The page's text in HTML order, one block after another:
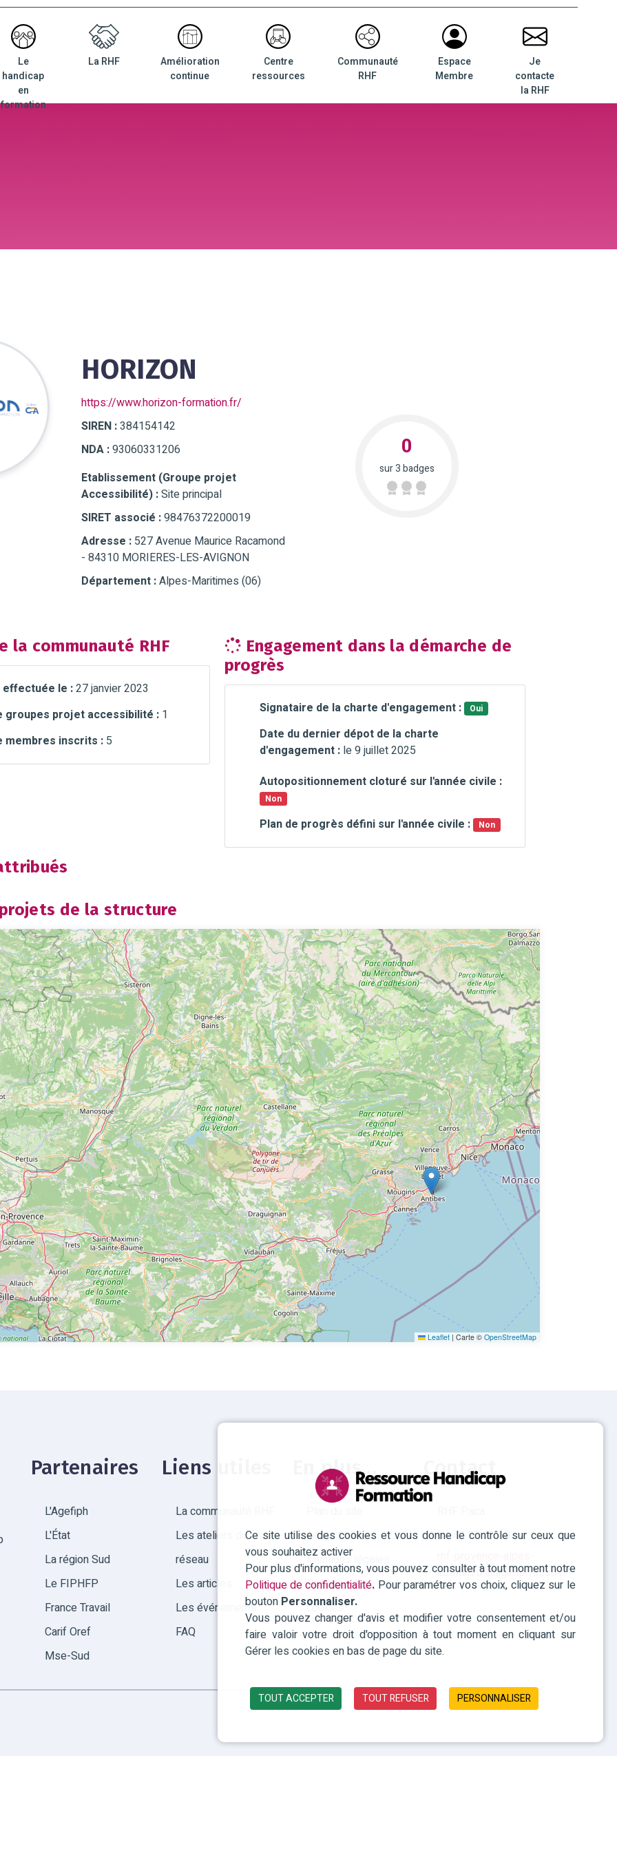
Ce site utilise des cookies et vous donne le contrôle sur ceux que
vous souhaitez activer
Pour plus d'informations, vous pouvez consulter à tout moment notre
Politique de confidentialité. Pour paramétrer vos choix, cliquez sur le
bouton Personnaliser.
Vous pouvez changer d'avis et modifier votre consentement et/ou
faire valoir votre droit d'opposition à tout moment en cliquant sur
Gérer les cookies en bas de page du site.
TOUT ACCEPTER TOUT REFUSER PERSONNALISER
Le
handicap
en
formation
La RHF
Amélioration
continue
Centre
ressources
Communauté
RHF
Espace
Membre
Je
contacte
la RHF
HORIZON
https://www.horizon-formation.fr/
SIREN :384154142
NDA :93060331206
Etablissement (Groupe projet
Accessibilité) :Site principal
SIRET associé :98476372200019
Adresse : 527 Avenue Maurice Racamond
- 84310 MORIERES-LES-AVIGNON
Département :Alpes-Maritimes (06)
0
sur 3 badges
la communauté RHF
le :27 janvier 2023
groupes projet accessibilité :1
membres inscrits :5
Engagement dans la démarche de
progrès
Signataire de la charte d'engagement : Oui
Date du dernier dépot de la charte
d'engagement : le 9 juillet 2025
Autopositionnement cloturé sur l'année civile :
Non
Plan de progrès défini sur l'année civile : Non
de la structure
Leaflet | Carte © OpenStreetMap
Partenaires
L'Agefiph
L'État
La région Sud
Le FIPHFP
France Travail
Carif Oref
Mse-Sud
Liens utiles
La communauté RHF
Les ateliers du
réseau
Les articles
Les événements
FAQ
En plus...
Accessibilité
Mentions légales
Politique des
cookies
Contact
04 42 93 15 50
cotedazur@agefiph.asso.fr